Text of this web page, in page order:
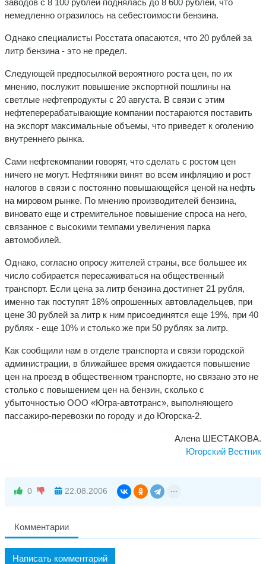
немедленно отра­зилось на себестоимости бензина.
Однако специалисты Росстата опа­саются, что 20 рублей за
литр бензи­на - это не предел.
Следующей предпосылкой веро­ятного роста цен, по их
мнению, по­служит повышение экспортной по­шлины на
светлые нефтепродукты с 20 августа. В связи с этим
нефтепе­рерабатывающие компании постара­ются поставить
на экспорт максималь­ные объемы, что приведет к оголе­нию
внутреннего рынка.
Сами нефтекомпании говорят, что сделать с ростом цен
ничего не могут. Нефтяники винят во всем инфляцию и рост
налогов в связи с постоянно повышающейся ценой на нефть
на мировом рынке. По мнению произ­водителей бензина,
виновато еще и стремительное повышение спроса на него,
связанное с высокими темпами увеличения парка
автомобилей.
Однако, согласно опросу жителей страны, все большее их
число соби­рается пересаживаться на обще­ственный
транспорт. Если цена за литр бензина достигнет 21 рубля,
именно так поступят 18% опрошен­ных автовладельцев, при
цене 30 рублей за литр к ним присоединятся еще 19%, при 40
рублях - еще 10% и столько же при 50 рублях за литр.
Как сообщили нам в отделе транс­порта и связи городской
администра­ции, в ближайшее время ожидается повышение
цен на проезд в обще­ственном транспорте, но связано это не
столько с повышением цен на бензин, сколько с
убыточностью ООО «Югра-автотранс», выполняющего
пассажиро-перевозки по городу и до Югорска-2.
Алена ШЕСТАКОВА.
Югорский Вестник
0 22.08.2006
Комментарии
Написать комментарий